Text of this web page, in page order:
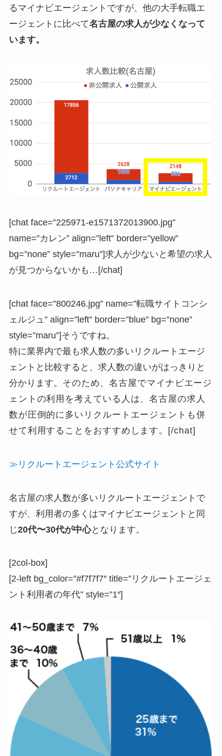
るマイナビエージェントですが、他の大手転職エ
ージェントに比べて名古屋の求人が少なくなって
います。
[chat face=”225971-e1571372013900.jpg”
name=”カレン” align=”left” border=”yellow”
bg=”none” style=”maru”]求人が少ないと希望の求人
が見つからないかも…[/chat]
[chat face=”800246.jpg” name=”転職サイトコンシ
ェルジュ” align=”left” border=”blue” bg=”none”
style=”maru”]そうですね。
特に業界内で最も求人数の多いリクルートエージ
ェントと比較すると、求人数の違いがはっきりと
分かります。 そのため、名古屋でマイナビエージ
ェントの利用を考えている人は、名古屋の求人
数が圧倒的に多いリクルートエージェントも併
せて利用することをおすすめします。[/chat]
≫リクルートエージェント公式サイト
名古屋の求人数が多いリクルートエージェントで
すが、利用者の多くはマイナビエージェントと同
じ20代〜30代が中心となります。
[2col-box]
[2-left bg_color=”#f7f7f7″ title=”リクルートエージェ
ント利用者の年代” style=”1″]